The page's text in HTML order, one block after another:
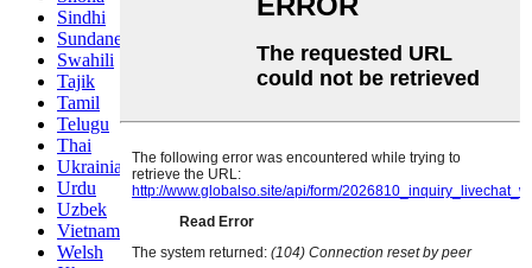
Sindhi
Sundanese
Swahili
Tajik
Tamil
Telugu
Thai
Ukrainian
Urdu
Uzbek
Vietnamese
Welsh